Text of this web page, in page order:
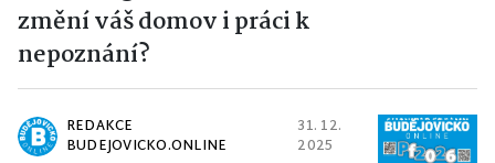
změní váš domov i práci k
nepoznání?
REDAKCE
BUDEJOVICKO.ONLINE
31. 12.
2025